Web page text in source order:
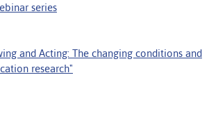
series
and Acting: The changing conditions and
research"